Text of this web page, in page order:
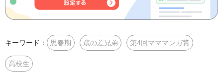
キーワード： 思春期 歳の差兄弟 第4回マママンガ賞
高校生